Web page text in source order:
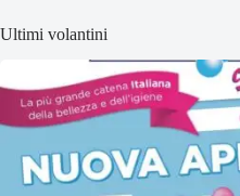
Ultimi volantini